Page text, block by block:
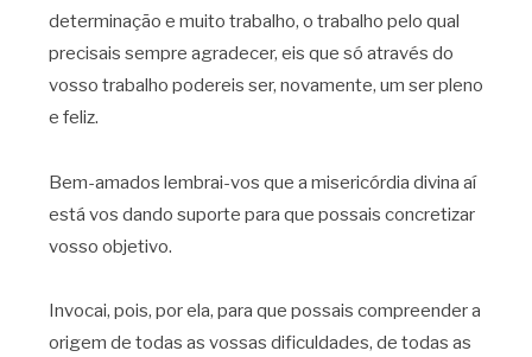
determinação e muito trabalho, o trabalho pelo qual
precisais sempre agradecer, eis que só através do
vosso trabalho podereis ser, novamente, um ser pleno
e feliz.
Bem-amados lembrai-vos que a misericórdia divina aí
está vos dando suporte para que possais concretizar
vosso objetivo.
Invocai, pois, por ela, para que possais compreender a
origem de todas as vossas dificuldades, de todas as